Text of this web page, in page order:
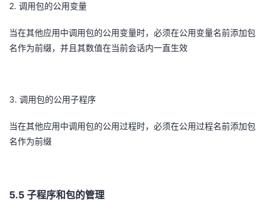
2. 调用包的公用变量
当在其他应用中调用包的公用变量时，必须在公用变量名前添加包
名作为前缀，并且其数值在当前会话内一直生效
3. 调用包的公用子程序
当在其他应用中调用包的公用过程时，必须在公用过程名前添加包
名作为前缀
5.5 子程序和包的管理